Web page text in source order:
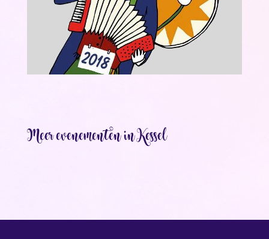
Meer evenementen in Kessel